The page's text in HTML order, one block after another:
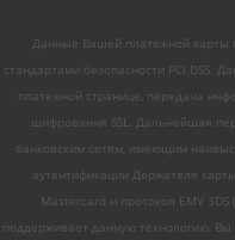
Данные Вашей платежной карты
стандартами безопасности PCI DSS.
платежной странице, передача
шифрования SSL. Дальнейшая
банковским сетям, имеющим
аутентификации Держателя
Mastercard и протокол EMV
поддерживает данную технологию,